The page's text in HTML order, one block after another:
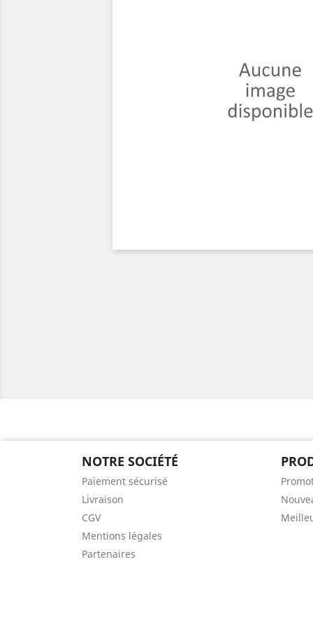
NOTRE SOCIÉTÉ
Paiement sécurisé
Livraison
CGV
Mentions légales
Partenaires